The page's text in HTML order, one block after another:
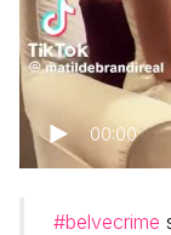
00:00
#belvecrime